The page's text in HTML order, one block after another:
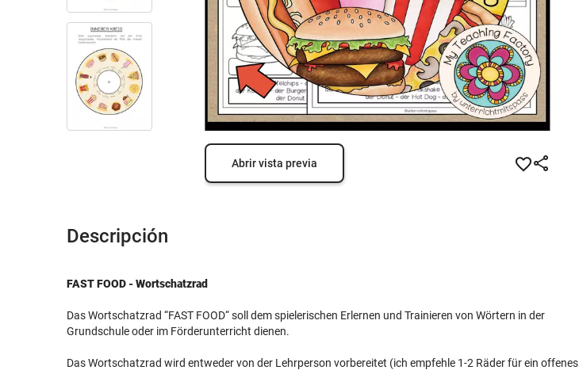
Abrir vista previa
Descripción
FAST FOOD - Wortschatzrad
Das Wortschatzrad “FAST FOOD“ soll dem spielerischen Erlernen und Trainieren von Wörtern in der
Grundschule oder im Förderunterricht dienen.
Das Wortschatzrad wird entweder von der Lehrperson vorbereitet (ich empfehle 1-2 Räder für ein offenes